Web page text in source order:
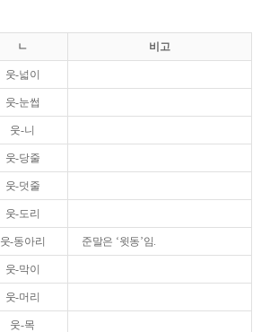
ㄴ 비고
웃-넓이
웃-눈썹
웃-니
웃-당줄
웃-덧줄
웃-도리
웃-동아리 준말은 ‘윗동’임.
웃-막이
웃-머리
웃-목